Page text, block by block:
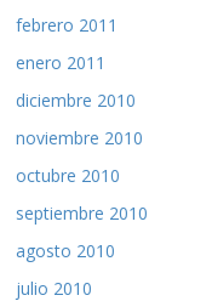
febrero 2011
enero 2011
diciembre 2010
noviembre 2010
octubre 2010
septiembre 2010
agosto 2010
julio 2010